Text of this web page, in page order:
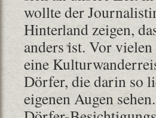
wollte der
Hinterland zeigen,
anders ist. Vor
eine
Dörfer, die darin so
eigenen Augen